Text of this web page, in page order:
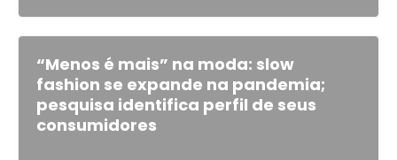
“Menos é mais” na moda: slow
fashion se expande na pandemia;
pesquisa identifica perfil de seus
consumidores